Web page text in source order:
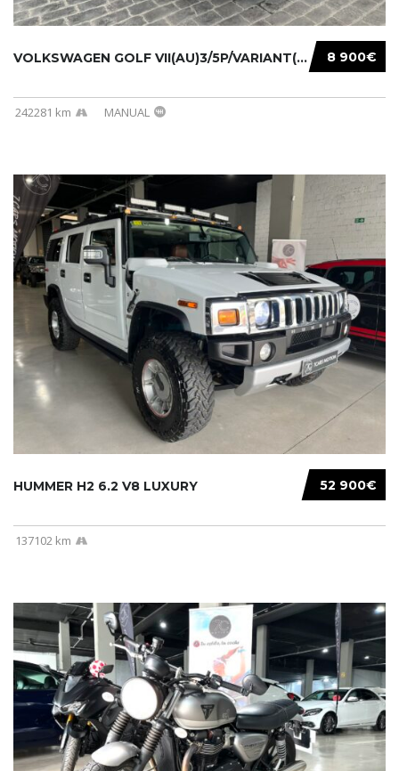
8 900€
VOLKSWAGEN GOLF VII(AU)3/5P/VARIANT(12-16 20...
242281 km MANUAL
52 900€
HUMMER H2 6.2 V8 LUXURY
137102 km